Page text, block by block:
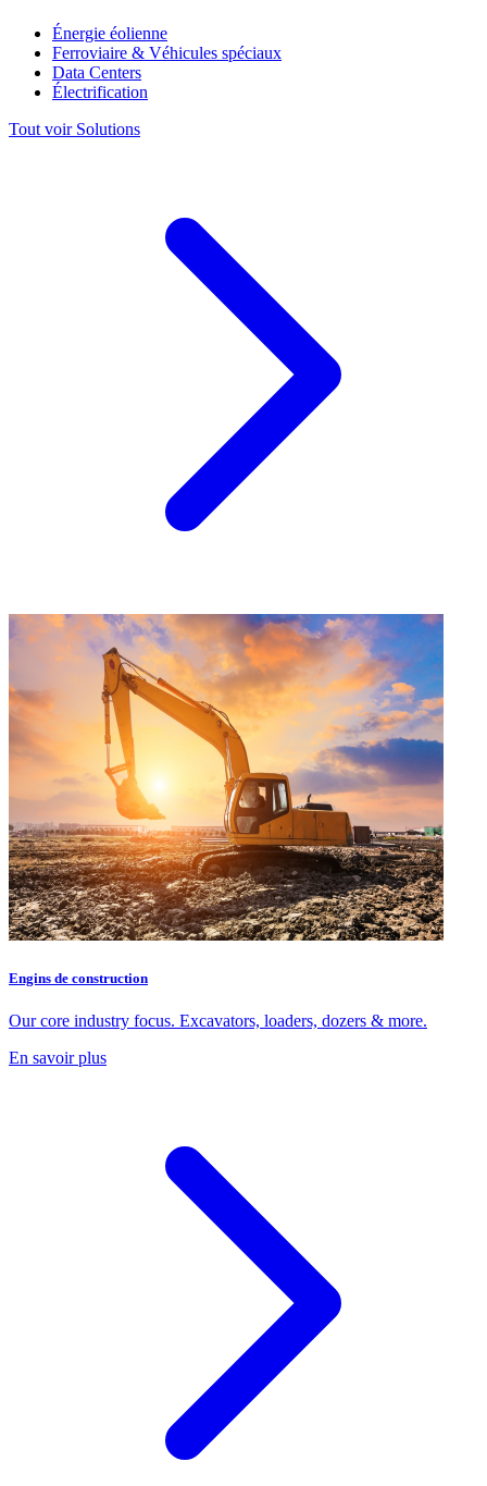
Énergie éolienne
Ferroviaire & Véhicules spéciaux
Data Centers
Électrification
Tout voir Solutions
Engins de construction
Our core industry focus. Excavators, loaders, dozers & more.
En savoir plus